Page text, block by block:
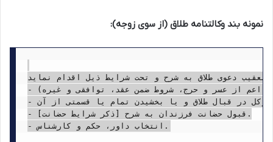
نمونه بند وکالتنامه طلاق (از سوی زوجه):
دعوی طلاق به شرح و تحت شرایط ذیل اقدام نماید:
- درخواست طلاق از همسر موکل آقای [نام و نام خانوادگی همسر] به هر دلیل و تحت هر عنوان شرعی و قانونی (اعم از عسر و حرج، شروط ضمن عقد، توافقی و غیره).
- قبول هر نوع بذل از مهریه، نفقه، اجرت المثل، نحله و سایر حقوق مالی و غیرمالی موکل در قبال طلاق و یا بخشیدن تمام یا قسمتی از آن.
- قبول حضانت فرزندان به شرح [ذکر شرایط حضانت].